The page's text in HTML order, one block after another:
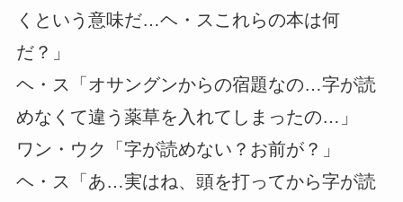
くという意味だ…ヘ・スこれらの本は何
だ？」
ヘ・ス「オサングンからの宿題なの…字が読
めなくて違う薬草を入れてしまったの…」
ワン・ウク「字が読めない？お前が？」
ヘ・ス「あ…実はね、頭を打ってから字が読